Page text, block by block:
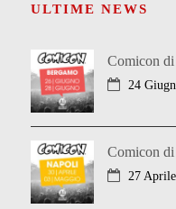
ULTIME NEWS
Comicon
24
Comicon
27